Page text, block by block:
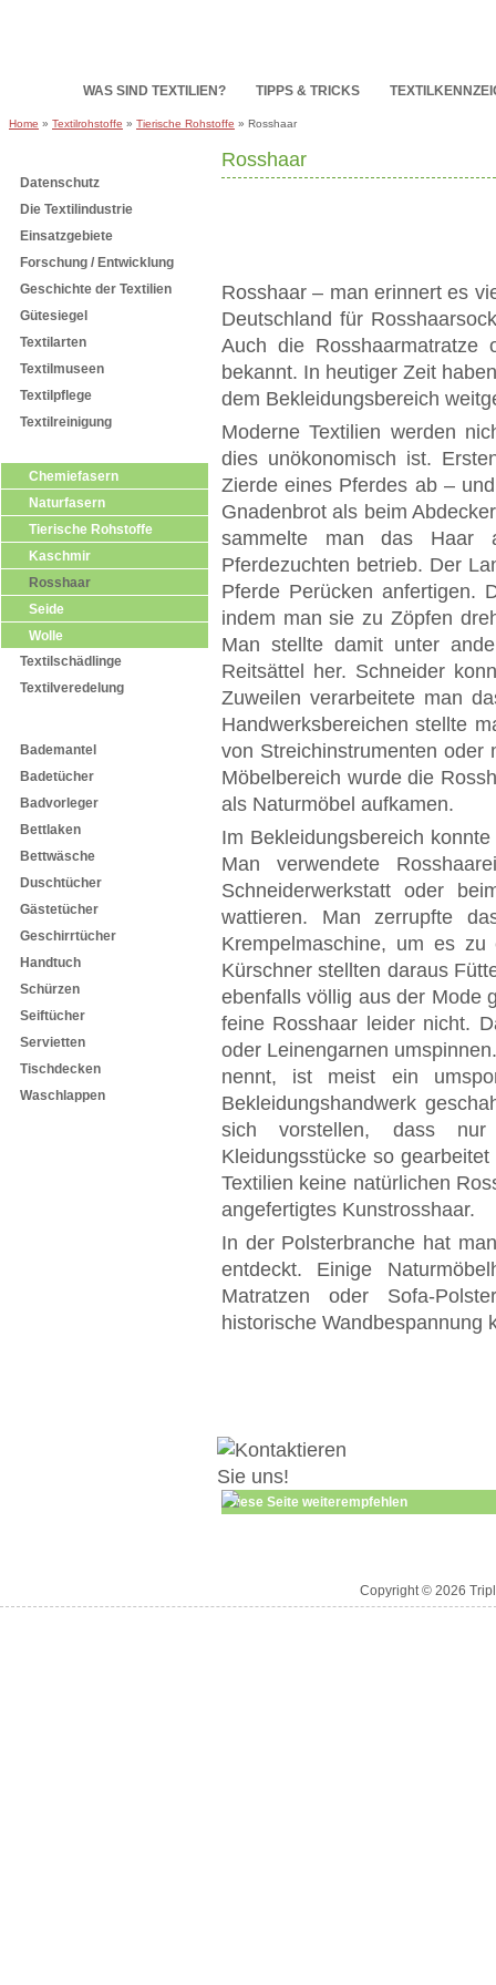
WAS SIND TEXTILIEN? TIPPS & TRICKS
Home » Textilrohstoffe » Tierische Rohstoffe » Rosshaar
Datenschutz
Die Textilindustrie
Einsatzgebiete
Forschung / Entwicklung
Geschichte der Textilien
Gütesiegel
Textilarten
Textilmuseen
Textilpflege
Textilreinigung
Chemiefasern
Naturfasern
Tierische Rohstoffe
Kaschmir
Rosshaar
Seide
Wolle
Textilschädlinge
Textilveredelung
Bademantel
Badetücher
Badvorleger
Bettlaken
Bettwäsche
Duschtücher
Gästetücher
Geschirrtücher
Handtuch
Schürzen
Seiftücher
Servietten
Tischdecken
Waschlappen
Rosshaar
Rosshaar – man erinnert es
Deutschland für
Auch die Rosshaarmatratze
bekannt. In heutiger Zeit
dem Bekleidungsbereich
Moderne Textilien werden
dies unökonomisch ist.
Zierde eines Pferdes ab –
Gnadenbrot als beim
sammelte man das Haar
Pferdezuchten betrieb. Der
Pferde Perücken anfertigen.
indem man sie zu Zöpfen
Man stellte damit unter
Reitsättel her. Schneider
Zuweilen verarbeitete man
Handwerksbereichen stellte
von Streichinstrumenten oder
Möbelbereich wurde die
als Naturmöbel aufkamen.
Im Bekleidungsbereich
Man verwendete
Schneiderwerkstatt oder
wattieren. Man zerrupfte
Krempelmaschine, um es
Kürschner stellten daraus
ebenfalls völlig aus der Mode
feine Rosshaar leider nicht.
oder Leinengarnen
nennt, ist meist ein
Bekleidungshandwerk
sich vorstellen, dass nur
Kleidungsstücke so
Textilien keine natürlichen
angefertigtes Kunstrosshaar.
In der Polsterbranche hat
entdeckt. Einige
Matratzen oder Sofa-
historische Wandbespannung
Diese Seite weiterempfehlen
Copyright © 2026